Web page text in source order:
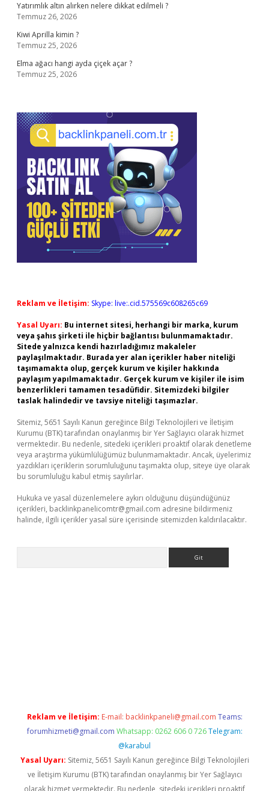
Yatırımlık altın alırken nelere dikkat edilmeli ?
Temmuz 26, 2026
Kiwi Aprilla kimin ?
Temmuz 25, 2026
Elma ağacı hangi ayda çiçek açar ?
Temmuz 25, 2026
Reklam ve İletişim: Skype: live:.cid.575569c608265c69
Yasal Uyarı: Bu internet sitesi, herhangi bir marka, kurum
veya şahıs şirketi ile hiçbir bağlantısı bulunmamaktadır.
Sitede yalnızca kendi hazırladığımız makaleler
paylaşılmaktadır. Burada yer alan içerikler haber niteliği
taşımamakta olup, gerçek kurum ve kişiler hakkında
paylaşım yapılmamaktadır. Gerçek kurum ve kişiler ile isim
benzerlikleri tamamen tesadüfidir. Sitemizdeki bilgiler
taslak halindedir ve tavsiye niteliği taşımazlar.
Sitemiz, 5651 Sayılı Kanun gereğince Bilgi Teknolojileri ve İletişim
Kurumu (BTK) tarafından onaylanmış bir Yer Sağlayıcı olarak hizmet
vermektedir. Bu nedenle, sitedeki içerikleri proaktif olarak denetleme
veya araştırma yükümlülüğümüz bulunmamaktadır. Ancak, üyelerimiz
yazdıkları içeriklerin sorumluluğunu taşımakta olup, siteye üye olarak
bu sorumluluğu kabul etmiş sayılırlar.
Hukuka ve yasal düzenlemelere aykırı olduğunu düşündüğünüz
içerikleri, backlinkpanelicomtr@gmail.com adresine bildirmeniz
halinde, ilgili içerikler yasal süre içerisinde sitemizden kaldırılacaktır.
Reklam ve İletişim: E-mail: backlinkpaneli@gmail.com Teams:
forumhizmeti@gmail.com Whatsapp: 0262 606 0 726 Telegram:
@karabul
Yasal Uyarı: Sitemiz, 5651 Sayılı Kanun gereğince Bilgi Teknolojileri
ve İletişim Kurumu (BTK) tarafından onaylanmış bir Yer Sağlayıcı
olarak hizmet vermektedir. Bu nedenle, sitedeki içerikleri proaktif